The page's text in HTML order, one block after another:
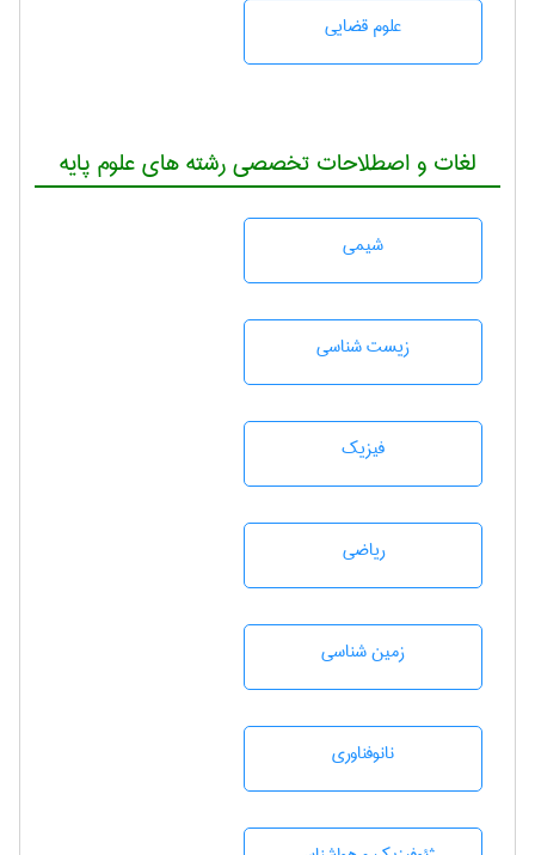
علوم قضایی
لغات و اصطلاحات تخصصی رشته های علوم پایه
شيمی
زيست شناسی
فیزیک
رياضی
زمين شناسی
نانوفناوری